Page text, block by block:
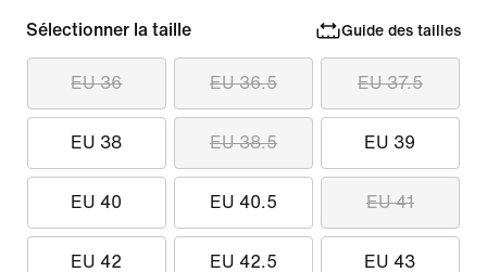
Sélectionner la taille Guide des tailles
EU 36 EU 36.5 EU 37.5
EU 38 EU 38.5 EU 39
EU 40 EU 40.5 EU 41
EU 42 EU 42.5 EU 43